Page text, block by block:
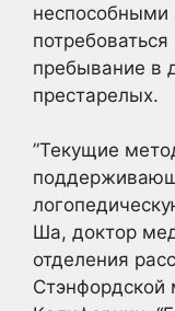
неспособными
пребывание в
престарелых.
”Текущие
Ша, доктор
отделения
Стэнфордской